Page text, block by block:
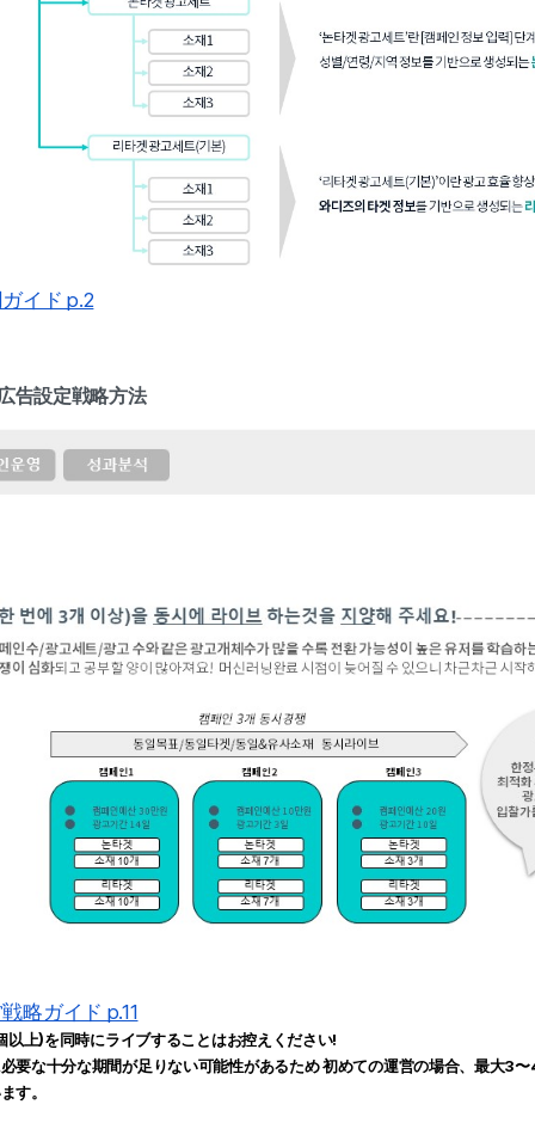
イド p.2
告設定戦略方法
略ガイド p.11
上)を同時にライブすることはお控えください!
要な十分な期間が足りない可能性があるため 初めての運営の場合、最大3
す。